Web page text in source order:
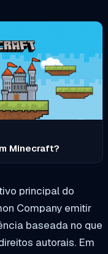
Minecraft?
principal do
Company emitir
baseada no que
autorais. Em